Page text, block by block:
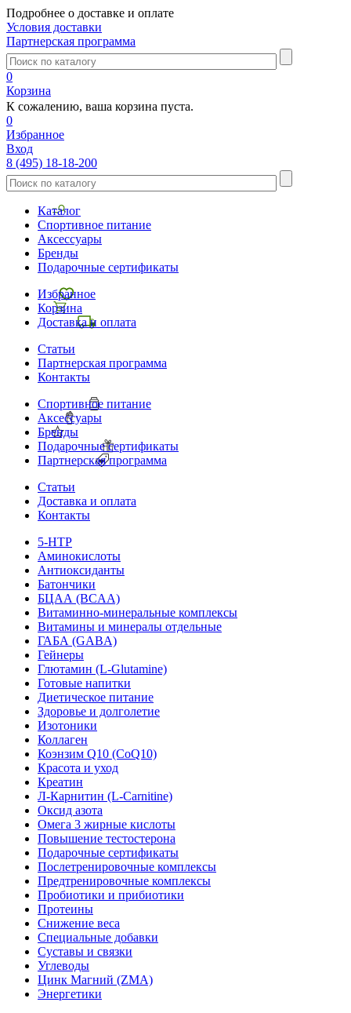
Подробнее о доставке и оплате
Условия доставки
Партнерская программа
0
Корзина
К сожалению, ваша корзина пуста.
0
Избранное
Вход
8 (495) 18-18-200
Каталог
Спортивное питание
Аксессуары
Бренды
Подарочные сертификаты
Избранное
Корзина
Доставка и оплата
Статьи
Партнерская программа
Контакты
Спортивное питание
Аксессуары
Бренды
Подарочные сертификаты
Партнерская программа
Статьи
Доставка и оплата
Контакты
5-HTP
Аминокислоты
Антиоксиданты
Батончики
БЦАА (BCAA)
Витаминно-минеральные комплексы
Витамины и минералы отдельные
ГАБА (GABA)
Гейнеры
Глютамин (L-Glutamine)
Готовые напитки
Диетическое питание
Здоровье и долголетие
Изотоники
Коллаген
Коэнзим Q10 (CoQ10)
Красота и уход
Креатин
Л-Карнитин (L-Сarnitine)
Оксид азота
Омега 3 жирные кислоты
Повышение тестостерона
Подарочные сертификаты
Послетренировочные комплексы
Предтренировочные комплексы
Пробиотики и прибиотики
Протеины
Снижение веса
Специальные добавки
Суставы и связки
Углеводы
Цинк Магний (ZMA)
Энергетики